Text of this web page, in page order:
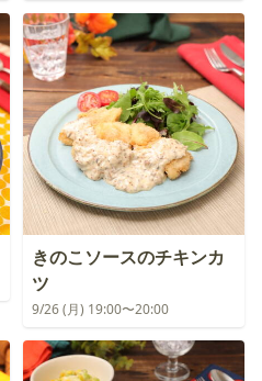
きのこソースのチキンカ
ツ
9/26 (月) 19:00〜20:00